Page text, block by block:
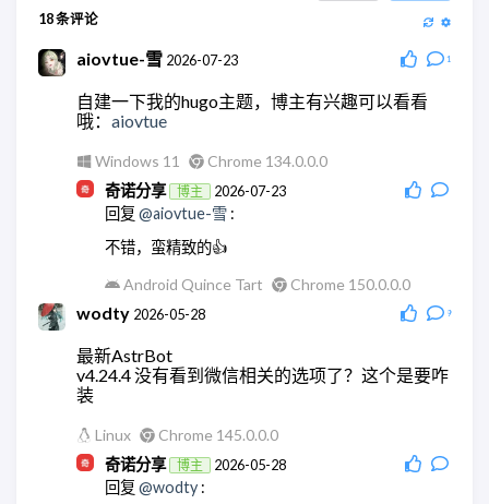
18条评论
aiovtue-雪 2026-07-23 1
自建一下我的hugo主题，博主有兴趣可以看看
哦： aiovtue
Windows 11
Chrome 134.0.0.0
奇诺分享
博主 2026-07-23
回复 @aiovtue-雪 :
不错，蛮精致的👍
Android Quince Tart Chrome 150.0.0.0
wodty 2026-05-28 9
最新AstrBot
v4.24.4 没有看到微信相关的选项了？这个是要咋
装
Linux
Chrome 145.0.0.0
奇诺分享
博主 2026-05-28
回复 @wodty :